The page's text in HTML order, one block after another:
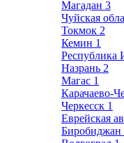
Магадан 3
Чуйская
Токмок 2
Кемин 1
Республика
Назрань 2
Магас 1
Карачаево-
Черкесск 1
Еврейская
Биробиджан